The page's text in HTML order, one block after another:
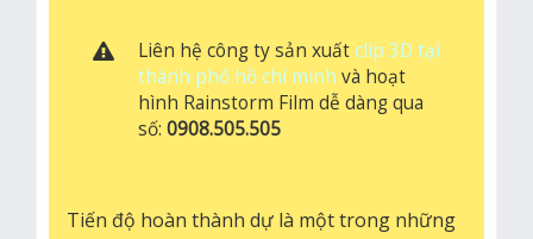
Liên hệ công ty sản xuấtclip 3D tại
thành phố hồ chí minh và hoạt
hình Rainstorm Film dễ dàng qua
số: 0908.505.505
Tiến độ hoàn thành dự là một trong những